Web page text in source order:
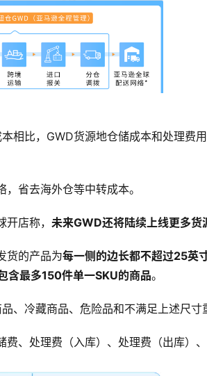
相比，GWD货源地仓储成本和处理费用
省去海外仓等中转成本。
店称， 未来GWD还将陆续上线更多货
货的产品为每一侧的边长都不超过25英
含最多150件单一SKU的商品。
、冷藏商品、危险品和不满足上述尺寸
、处理费（入库）、处理费（出库）